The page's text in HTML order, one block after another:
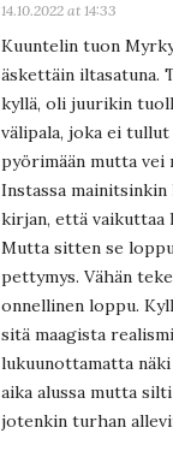
14.10.2022 at 14:33
Kuuntelin tuon
äskettäin iltasatuna.
kyllä, oli juurikin
välipala, joka ei
pyörimään mutta vei
Instassa mainitsinkin
kirjan, että vaikuttaa
Mutta sitten se
pettymys. Vähän
onnellinen loppu.
sitä maagista
lukuunottamatta
aika alussa mutta
jotenkin turhan